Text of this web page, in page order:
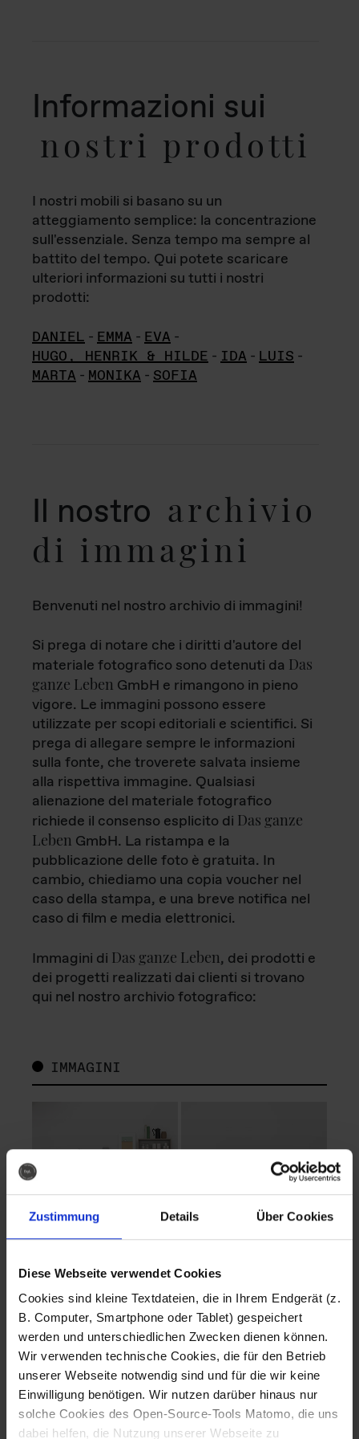
Zustimmung Details Über Cookies
Diese Webseite verwendet Cookies
Cookies sind kleine Textdateien, die in Ihrem Endgerät (z.
B. Computer, Smartphone oder Tablet) gespeichert
werden und unterschiedlichen Zwecken dienen können.
Wir verwenden technische Cookies, die für den Betrieb
unserer Webseite notwendig sind und für die wir keine
Einwilligung benötigen. Wir nutzen darüber hinaus nur
solche Cookies des Open-Source-Tools Matomo, die uns
dabei helfen, die Nutzung unserer Webseite zu
Informazioni sui
nostri prodotti
I nostri mobili si basano su un
atteggiamento semplice: la concentrazione
sull'essenziale. Senza tempo ma sempre al
battito del tempo. Qui potete scaricare
ulteriori informazioni su tutti i nostri
prodotti:
DANIEL - EMMA - EVA -
HUGO, HENRIK & HILDE - IDA - LUIS -
MARTA - MONIKA - SOFIA
Il nostro archivio
di immagini
Benvenuti nel nostro archivio di immagini!
Si prega di notare che i diritti d'autore del
materiale fotografico sono detenuti da Das
ganze Leben GmbH e rimangono in pieno
vigore. Le immagini possono essere
utilizzate per scopi editoriali e scientifici. Si
prega di allegare sempre le informazioni
sulla fonte, che troverete salvata insieme
alla rispettiva immagine. Qualsiasi
alienazione del materiale fotografico
richiede il consenso esplicito di Das ganze
Leben GmbH. La ristampa e la
pubblicazione delle foto è gratuita. In
cambio, chiediamo una copia voucher nel
caso della stampa, e una breve notifica nel
caso di film e media elettronici.
Immagini di Das ganze Leben, dei prodotti e
dei progetti realizzati dai clienti si trovano
qui nel nostro archivio fotografico:
IMMAGINI
Fotografo: Lorenz
Sternbach
Download
Fotografo: Lorenz
Sternbach
Download